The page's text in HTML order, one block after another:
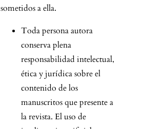
sometidos a ella.
Toda persona autora
conserva plena
responsabilidad intelectual,
ética y jurídica sobre el
contenido de los
manuscritos que presente a
la revista. El uso de